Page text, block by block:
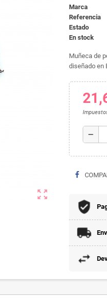
zoom_out_map
Marca
Referencia
Estado
En stock
Muñeca de
diseñado en
remove